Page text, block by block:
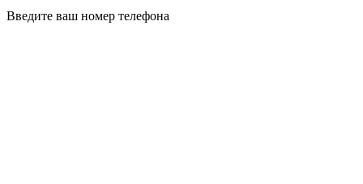
Введите ваш номер телефона